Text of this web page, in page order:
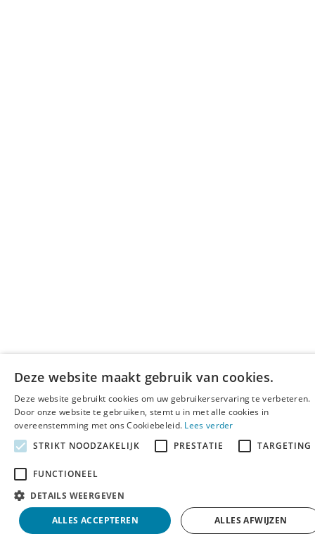
Deze website maakt gebruik van cookies.
Deze website gebruikt cookies om uw gebruikerservaring te verbeteren.
Door onze website te gebruiken, stemt u in met alle cookies in
overeenstemming met ons Cookiebeleid. Lees verder
STRIKT NOODZAKELIJK
PRESTATIE TARGETING
FUNCTIONEEL
DETAILS WEERGEVEN
ALLES ACCEPTEREN ALLES AFWIJZEN